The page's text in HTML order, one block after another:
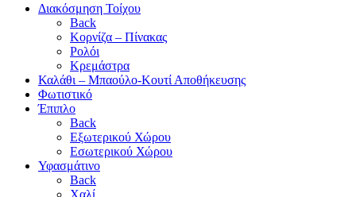
Διακόσμηση Τοίχου
Back
Κορνίζα – Πίνακας
Ρολόι
Κρεμάστρα
Καλάθι – Μπαούλο-Κουτί Αποθήκευσης
Φωτιστικό
Έπιπλο
Back
Εξωτερικού Χώρου
Εσωτερικού Χώρου
Υφασμάτινο
Back
Χαλί